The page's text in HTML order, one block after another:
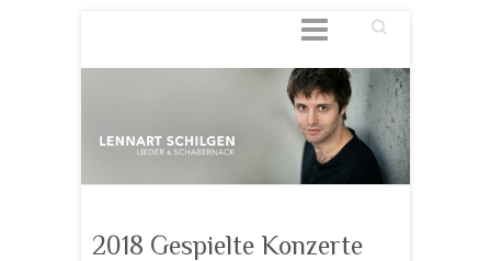
Suchen
2018 Gespielte Konzerte